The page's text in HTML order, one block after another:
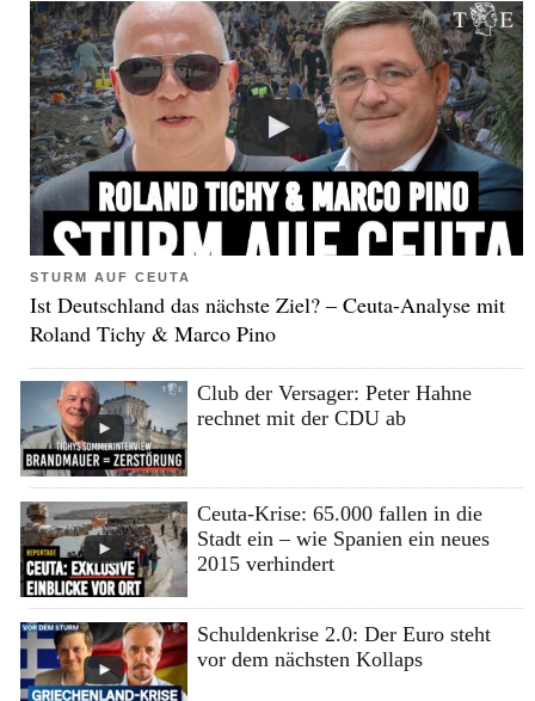
STURM AUF CEUTA
Ist Deutschland das nächste Ziel? – Ceuta-Analyse mit
Roland Tichy & Marco Pino
Club der Versager: Peter Hahne
rechnet mit der CDU ab
Ceuta-Krise: 65.000 fallen in die
Stadt ein – wie Spanien ein neues
2015 verhindert
Schuldenkrise 2.0: Der Euro steht
vor dem nächsten Kollaps